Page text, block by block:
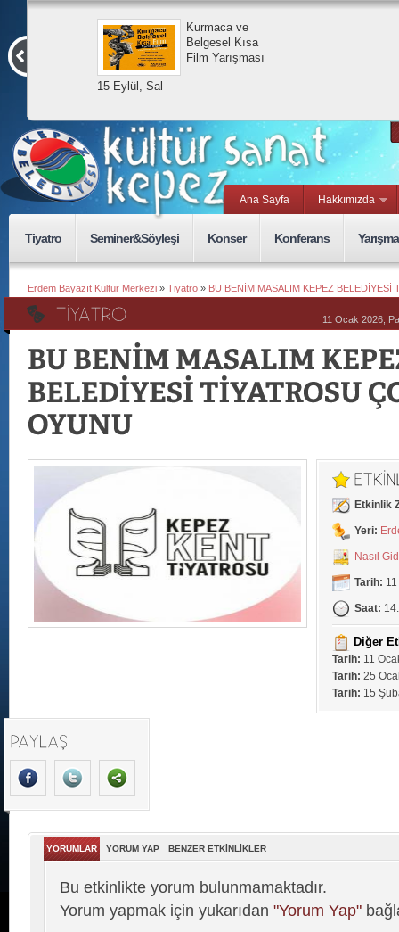
15 Eylül, Sal
Kurmaca ve
Belgesel Kısa
Film Yarışması
Ana Sayfa Hakkımızda
Tiyatro Seminer&Söyleşi Konser Konferans Yarışma
Erdem Bayazıt Kültür Merkezi » Tiyatro » BU BENİM MASALIM KEPEZ BELEDİYESİ
11 Ocak 2026,
Etkinlik
Yeri:
Nasıl
Tarih:
Saat:
Diğer
Tarih: 11
Tarih: 25
Tarih: 15
YORUMLAR YORUM YAP BENZER ETKİNLİKLER
Bu etkinlikte yorum bulunmamaktadır.
Yorum yapmak için yukarıdan "Yorum Yap"